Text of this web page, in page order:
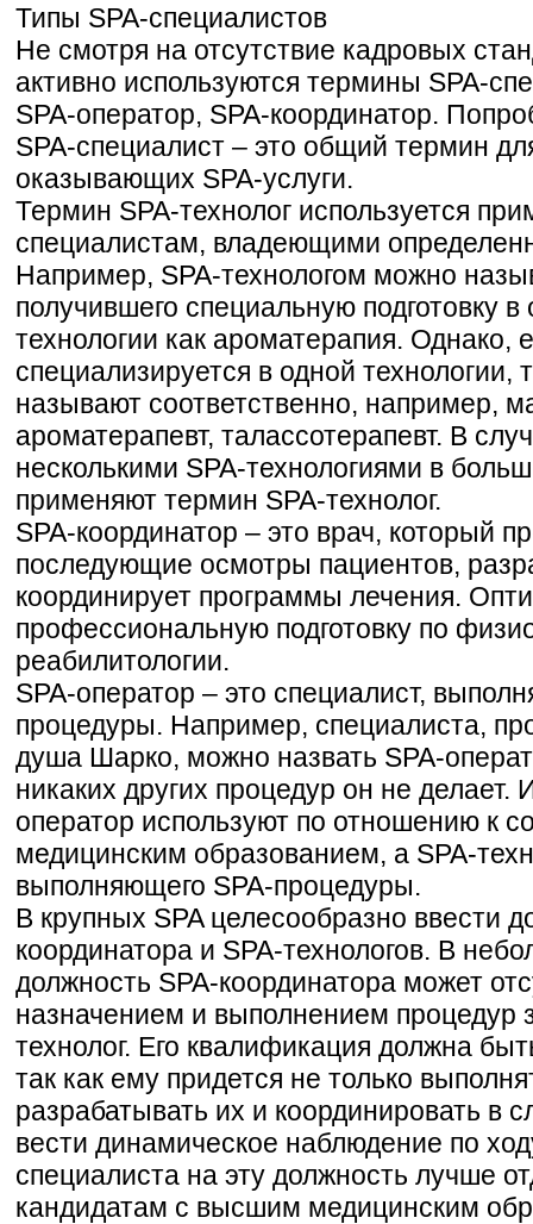
Типы SPA-специалистов
Не смотря на отсутствие кадровых
активно используются термины SPA-
SPA-оператор, SPA-координатор.
SPA-специалист – это общий термин
оказывающих SPA-услуги.
Термин SPA-технолог используется
специалистам, владеющими
Например, SPA-технологом можно
получившего специальную подготовку в
технологии как ароматерапия. Однако,
специализируется в одной технологии,
называют соответственно, например,
ароматерапевт, талассотерапевт. В
несколькими SPA-технологиями в
применяют термин SPA-технолог.
SPA-координатор – это врач, который
последующие осмотры пациентов,
координирует программы лечения.
профессиональную подготовку по
реабилитологии.
SPA-оператор – это специалист,
процедуры. Например, специалиста,
душа Шарко, можно назвать SPA-
никаких других процедур он не делает.
оператор используют по отношению к
медицинским образованием, а SPA-
выполняющего SPA-процедуры.
В крупных SPA целесообразно ввести
координатора и SPA-технологов. В
должность SPA-координатора может
назначением и выполнением процедур
технолог. Его квалификация должна
так как ему придется не только
разрабатывать их и координировать в
вести динамическое наблюдение по
специалиста на эту должность лучше
кандидатам с высшим медицинским